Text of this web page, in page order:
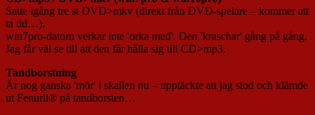
Satte igång tre st DVD>mkv (direkt från DVD-spelare – kommer att
ta tid…).
win7pro-datorn verkar inte 'orka med'. Den 'kraschar' gång på gång.
Jag får väl se till att den får hålla sig till CD>mp3.
Tandborstning
Är nog ganska 'mör' i skallen nu – upptäckte att jag stod och klämde
ut Fenuril® på tandborsten…